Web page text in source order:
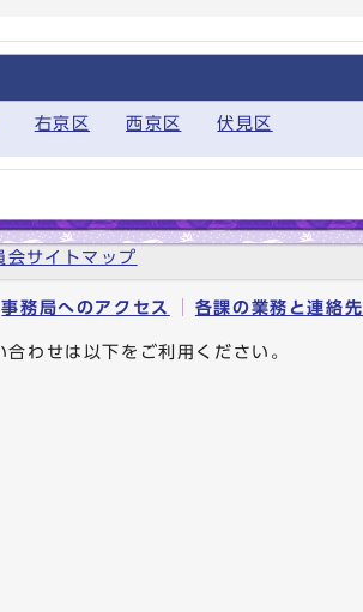
右京区 西京区 伏見区
会サイトマップ
事務局へのアクセス 各課の業務と連絡先
わせは以下をご利用ください。